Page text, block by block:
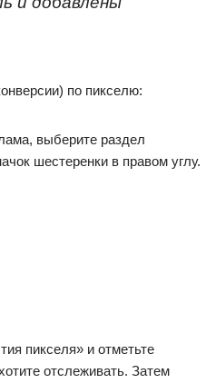
по пикселю:
выберите раздел
шестеренки в правом углу.
пикселя» и отметьте
отслеживать. Затем